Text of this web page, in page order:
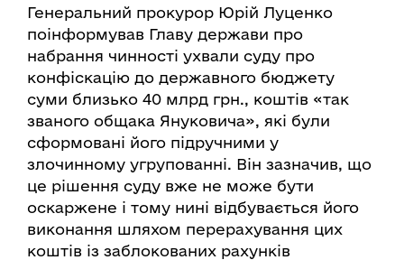
Генеральний прокурор Юрій Луценко
поінформував Главу держави про
набрання чинності ухвали суду про
конфіскацію до державного бюджету
суми близько 40 млрд грн., коштів «так
званого общака Януковича», які були
сформовані його підручними у
злочинному угрупованні. Він зазначив, що
це рішення суду вже не може бути
оскаржене і тому нині відбувається його
виконання шляхом перерахування цих
коштів із заблокованих рахунків